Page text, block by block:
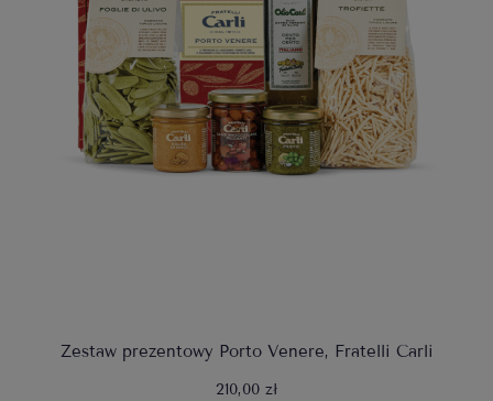
Zestaw prezentowy Porto Venere, Fratelli Carli
210,00 zł